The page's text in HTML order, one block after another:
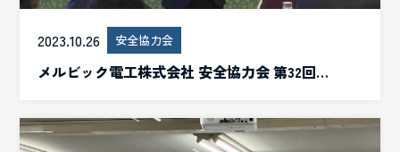
2023.10.26 安全協力会
メルビック電工株式会社 安全協力会 第32回…